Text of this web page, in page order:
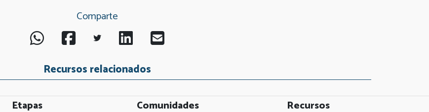
Comparte
Recursos relacionados
Etapas Comunidades Recursos